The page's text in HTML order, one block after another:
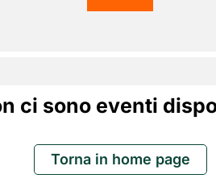
ci sono eventi
Torna in home page